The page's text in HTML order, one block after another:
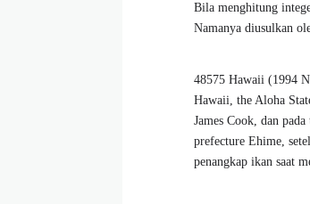
Bila menghitung
Namanya diusulkan
48575 Hawaii (1994
Hawaii, the Aloha
James Cook, dan
prefecture Ehime,
penangkap ikan saat